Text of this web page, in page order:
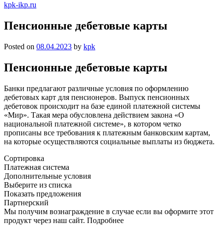
kpk-ikp.ru
Пенсионные дебетовые карты
Posted on 08.04.2023 by kpk
Пенсионные дебетовые карты
Банки предлагают различные условия по оформлению
дебетовых карт для пенсионеров. Выпуск пенсионных
дебетовок происходит на базе единой платежной системы
«Мир». Такая мера обусловлена действием закона «О
национальной платежной системе», в котором четко
прописаны все требования к платежным банковским картам,
на которые осуществляются социальные выплаты из бюджета.
Сортировка
Платежная система
Дополнительные условия
Выберите из списка
Показать предложения
Партнерский
Мы получим вознаграждение в случае если вы оформите этот
продукт через наш сайт. Подробнее